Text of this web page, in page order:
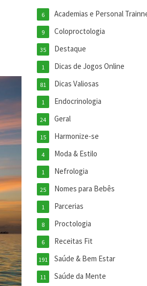
Academias e Personal
6
Coloproctologia
9
Destaque
35
Dicas de Jogos Online
1
Dicas Valiosas
81
Endocrinologia
1
Geral
24
Harmonize-se
15
Moda & Estilo
4
Nefrologia
1
Nomes para Bebês
25
Parcerias
1
Proctologia
8
Receitas Fit
6
Saúde & Bem Estar
191
Saúde da Mente
11